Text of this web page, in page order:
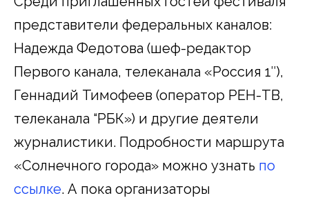
представители федеральных каналов:
Надежда Федотова (шеф-редактор
Первого канала, телеканала «Россия 1″),
Геннадий Тимофеев (оператор РЕН-ТВ,
телеканала “РБК») и другие деятели
журналистики. Подробности маршрута
«Солнечного города» можно узнать по
ссылке. А пока организаторы